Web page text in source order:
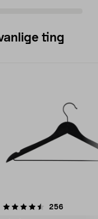
ting
256
4.5av 5 stjerner